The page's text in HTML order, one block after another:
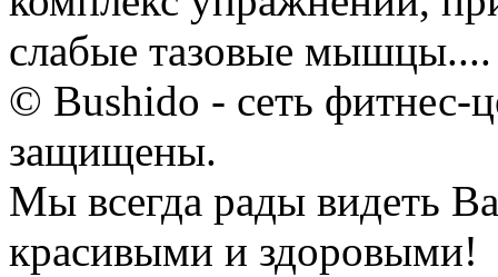
слабые тазовые мышцы....
© Bushido - сеть фитнес-
защищены.
Мы всегда рады видеть
красивыми и здоровыми!